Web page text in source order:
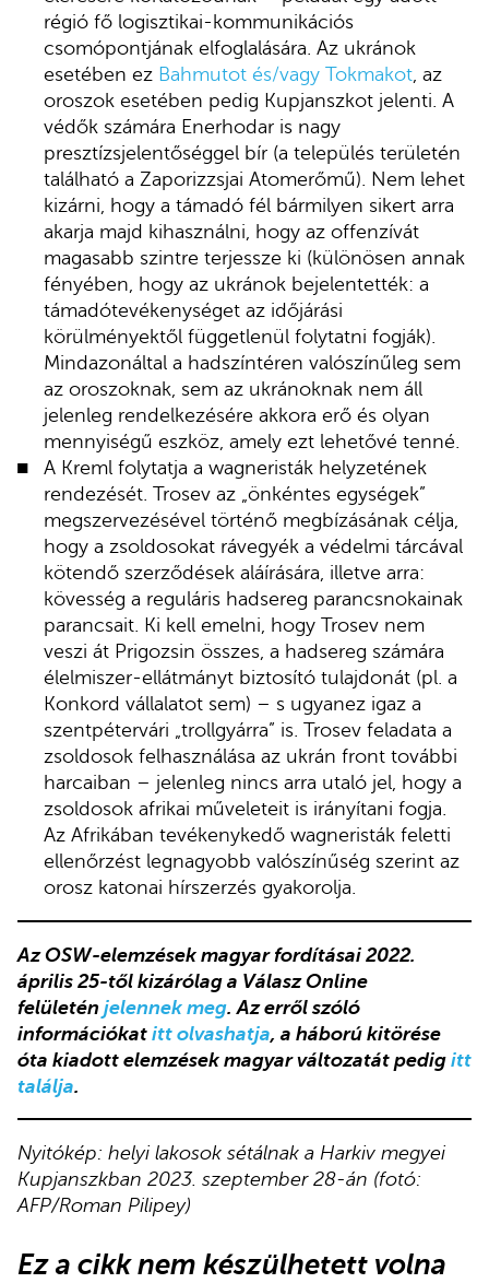
régió fő logisztikai-kommunikációs
csomópontjának elfoglalására. Az ukránok
esetében ez Bahmutot és/vagy Tokmakot, az
oroszok esetében pedig Kupjanszkot jelenti. A
védők számára Enerhodar is nagy
presztízsjelentőséggel bír (a település területén
található a Zaporizzsjai Atomerőmű). Nem lehet
kizárni, hogy a támadó fél bármilyen sikert arra
akarja majd kihasználni, hogy az offenzívát
magasabb szintre terjessze ki (különösen annak
fényében, hogy az ukránok bejelentették: a
támadótevékenységet az időjárási
körülményektől függetlenül folytatni fogják).
Mindazonáltal a hadszíntéren valószínűleg sem
az oroszoknak, sem az ukránoknak nem áll
jelenleg rendelkezésére akkora erő és olyan
mennyiségű eszköz, amely ezt lehetővé tenné.
A Kreml folytatja a wagneristák helyzetének
rendezését. Trosev az „önkéntes egységek”
megszervezésével történő megbízásának célja,
hogy a zsoldosokat rávegyék a védelmi tárcával
kötendő szerződések aláírására, illetve arra:
kövesség a reguláris hadsereg parancsnokainak
parancsait. Ki kell emelni, hogy Trosev nem
veszi át Prigozsin összes, a hadsereg számára
élelmiszer-ellátmányt biztosító tulajdonát (pl. a
Konkord vállalatot sem) – s ugyanez igaz a
szentpétervári „trollgyárra” is. Trosev feladata a
zsoldosok felhasználása az ukrán front további
harcaiban – jelenleg nincs arra utaló jel, hogy a
zsoldosok afrikai műveleteit is irányítani fogja.
Az Afrikában tevékenykedő wagneristák feletti
ellenőrzést legnagyobb valószínűség szerint az
orosz katonai hírszerzés gyakorolja.
Az OSW-elemzések magyar fordításai 2022.
április 25-től kizárólag a Válasz Online
felületén jelennek meg. Az erről szóló
információkat itt olvashatja, a háború kitörése
óta kiadott elemzések magyar változatát pedig itt
találja.
Nyitókép: helyi lakosok sétálnak a Harkiv megyei
Kupjanszkban 2023. szeptember 28-án (fotó:
AFP/Roman Pilipey)
Ez a cikknem készülhetett volna